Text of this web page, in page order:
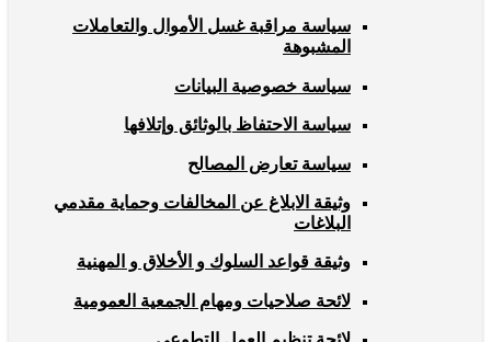
سياسة مراقبة غسل الأموال والتعاملات
المشبوهة
سياسة خصوصية البيانات
سياسة الاحتفاظ بالوثائق وإتلافها
سياسة تعارض المصالح
وثيقة الابلاغ عن المخالفات وحماية مقدمي
البلاغات
وثيقة قواعد السلوك و الأخلاق و المهنية
لائحة صلاحيات ومهام الجمعية العمومية